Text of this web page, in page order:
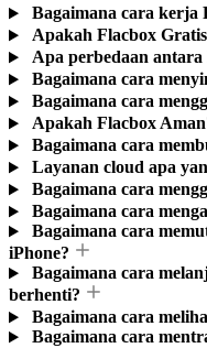
Bagaimana cara kerja
Apakah Flacbox
Apa perbedaan
Bagaimana cara
Bagaimana cara
Apakah Flacbox
Bagaimana cara
Layanan cloud apa
Bagaimana cara
Bagaimana cara
Bagaimana cara
iPhone?
Bagaimana cara
berhenti?
Bagaimana cara
Bagaimana cara